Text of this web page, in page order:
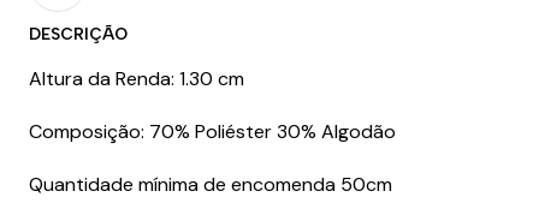
DESCRIÇÃO
Altura da Renda: 1.30 cm
Composição: 70% Poliéster 30% Algodão
Quantidade mínima de encomenda 50cm